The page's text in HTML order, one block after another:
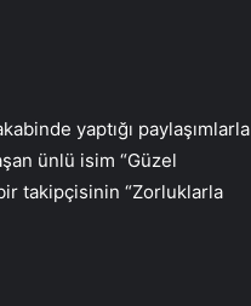
yaptığı paylaşımlarla
ünlü isim “Güzel
takipçisinin “Zorluklarla